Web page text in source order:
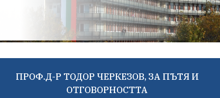
ПРОФ.Д-Р ТОДОР ЧЕРКЕЗОВ, ЗА ПЪТЯ И
ОТГОВОРНОСТТА